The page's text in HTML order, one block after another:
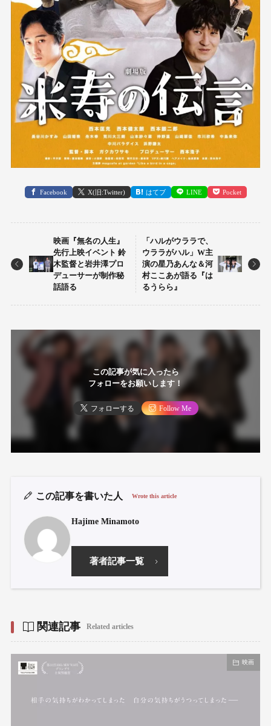
Facebook X(旧:Twitter) はてブ LINE Pocket
映画『無名の人生』
先行上映イベント 鈴
木監督と岩井澤プロ
デューサーが制作秘
話語る
「ハルがウララで、
ウララがハル」W主
演の星乃あんな＆河
村ここあが語る『は
るうらら』
この記事が気に入ったら
フォローをお願いします！
フォローする Follow Me
この記事を書いた人 Wrote this article
Hajime Minamoto
著者記事一覧
関連記事 Related articles
映画